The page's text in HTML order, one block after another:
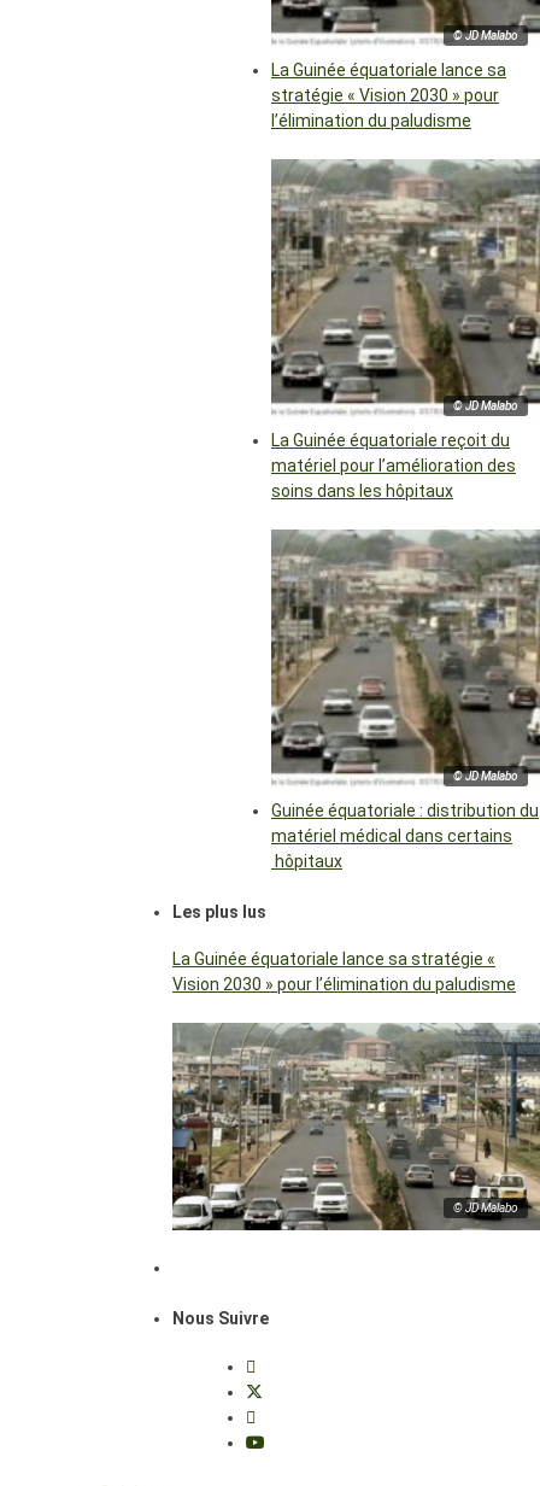
© JD Malabo
La Guinée équatoriale lance sa
stratégie « Vision 2030 » pour
l’élimination du paludisme
© JD Malabo
La Guinée équatoriale reçoit du
matériel pour l’amélioration des
soins dans les hôpitaux
© JD Malabo
Guinée équatoriale : distribution du
matériel médical dans certains
hôpitaux
Les plus lus
La Guinée équatoriale lance sa stratégie «
Vision 2030 » pour l’élimination du paludisme
© JD Malabo
Nous Suivre